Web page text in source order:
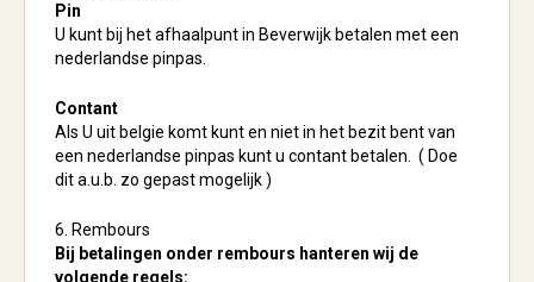
Pin
U kunt bij het afhaalpunt in Beverwijk betalen met een
nederlandse pinpas.
Contant
Als U uit belgie komt kunt en niet in het bezit bent van
een nederlandse pinpas kunt u contant betalen. ( Doe
dit a.u.b. zo gepast mogelijk )
6. Rembours
Bij betalingen onder rembours hanteren wij de
volgende regels: